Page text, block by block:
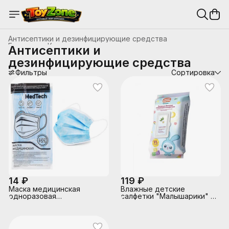
Антисептики и дезинфицирующие средства
Косметика и гигиена
Главная
Антисептики и
дезинфицирующие средства
Фильтры Сортировка
14 ₽
Маска медицинская
одноразовая
119 ₽
Влажные детские
салфетки "Малышарики" с